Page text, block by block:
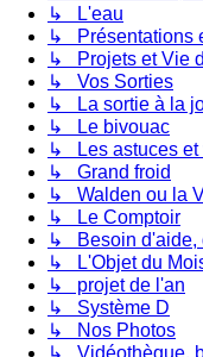
↳ L'eau
↳ Présentations
↳ Projets et Vie
↳ Vos Sorties
↳ La sortie à la
↳ Le bivouac
↳ Les astuces et
↳ Grand froid
↳ Walden ou la
↳ Le Comptoir
↳ Besoin d'aide,
↳ L'Objet du
↳ projet de l'an
↳ Système D
↳ Nos Photos